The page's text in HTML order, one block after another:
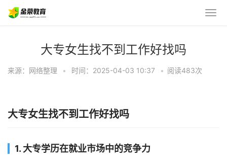
大专女生找不到工作好找吗
来源：网络整理 • 时间：2025-04-03 10:37 • 阅读483次
大专女生找不到工作好找吗
1. 大专学历在就业市场中的竞争力